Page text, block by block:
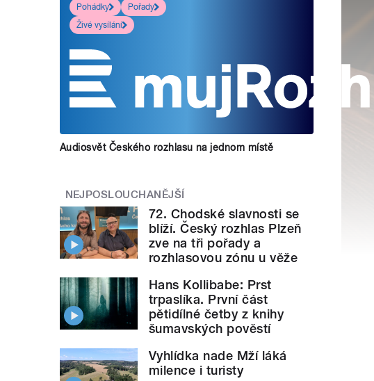
Pohádky
Pořady
Živé vysílání
Audiosvět Českého rozhlasu na jednom místě
NEJPOSLOUCHANĚJŠÍ
72. Chodské slavnosti se
blíží. Český rozhlas Plzeň
zve na tři pořady a
rozhlasovou zónu u věže
Hans Kollibabe: Prst
trpaslíka. První část
pětidílné četby z knihy
šumavských pověstí
Vyhlídka nade Mží láká
milence i turisty